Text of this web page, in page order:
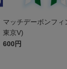
マッチデーボンフィ
東京V)
600円